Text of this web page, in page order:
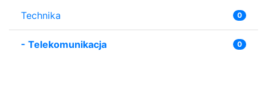
Technika 0
- Telekomunikacja 0